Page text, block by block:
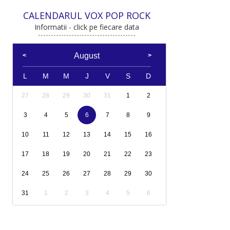
CALENDARUL VOX POP ROCK
Informatii - click pe fiecare data
August
L M M J V S D
27 28 29 30 31 1 2
3 4 5 6 7 8 9
10 11 12 13 14 15 16
17 18 19 20 21 22 23
24 25 26 27 28 29 30
31 1 2 3 4 5 6